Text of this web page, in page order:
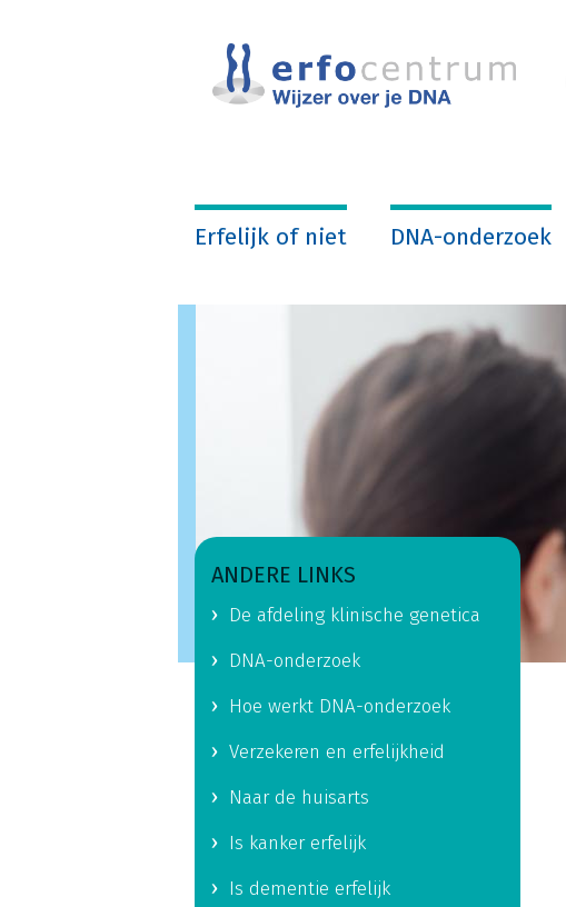
Erfelijk of niet DNA-onderzoek
ANDERE LINKS
De afdeling klinische genetica
DNA-onderzoek
Hoe werkt DNA-onderzoek
Verzekeren en erfelijkheid
Naar de huisarts
Is kanker erfelijk
Is dementie erfelijk